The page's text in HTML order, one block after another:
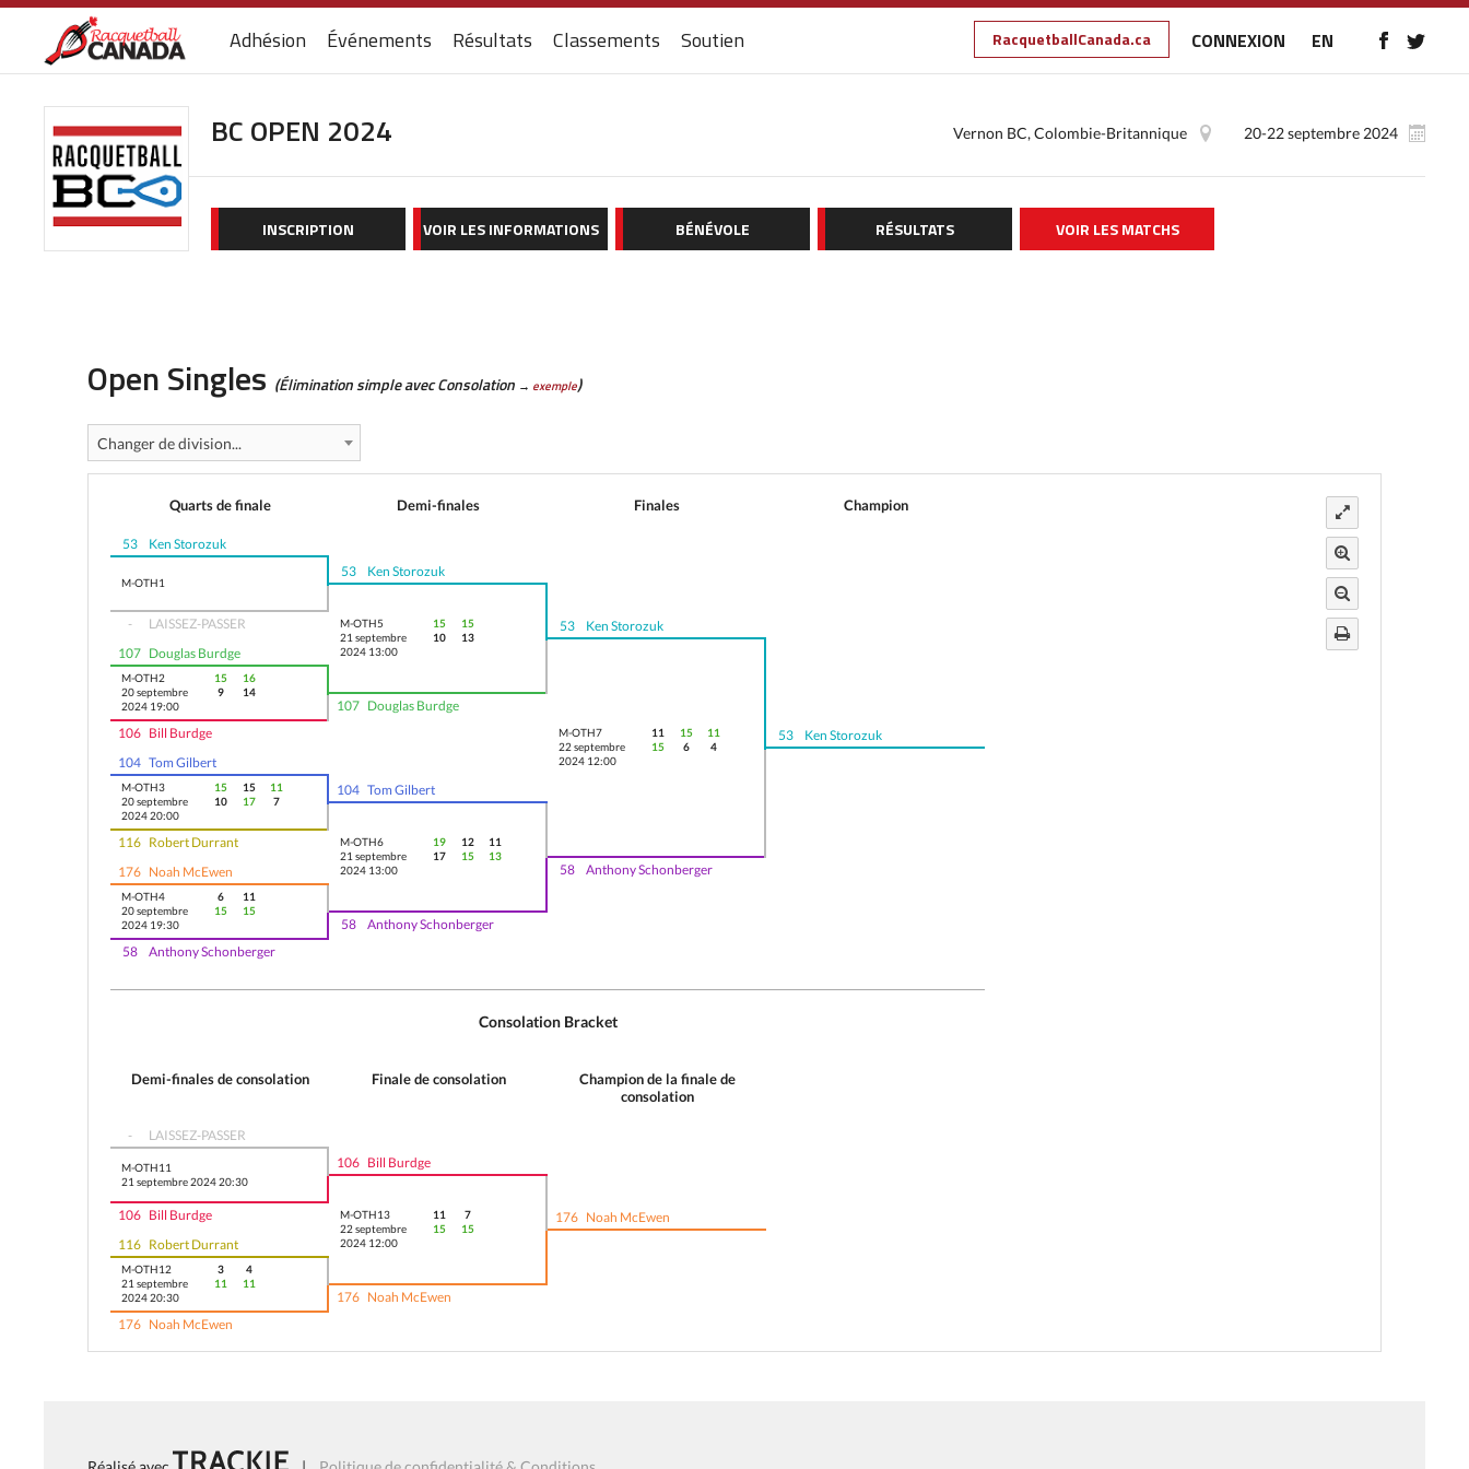
Adhésion Événements Résultats Classements Soutien RacquetballCanada.ca CONNEXION EN
BC OPEN 2024 20-22 septembre 2024
Vernon BC, Colombie-Britannique
INSCRIPTION VOIR LES INFORMATIONS BÉNÉVOLE RÉSULTATS VOIR LES MATCHS
Open Singles (Élimination simple avec Consolation → exemple)
Changer de division...
Quarts de finale Demi-finales Finales Champion
53 Ken Storozuk
M-OTH1
-
LAISSEZ-PASSER
107 Douglas Burdge
M-OTH2
20 septembre
2024 19:00
15
9
16
14
106 Bill Burdge
104 Tom Gilbert
M-OTH3
20 septembre
2024 20:00
15
10
15
17
11
7
116 Robert Durrant
176 Noah McEwen
M-OTH4
20 septembre
2024 19:30
6
15
11
15
58 Anthony Schonberger
53 Ken Storozuk
M-OTH5
21 septembre
2024 13:00
15
10
15
13
107 Douglas Burdge
104 Tom Gilbert
M-OTH6
21 septembre
2024 13:00
19
17
12
15
11
13
58 Anthony Schonberger
53 Ken Storozuk
M-OTH7
22 septembre
2024 12:00
11
15
15
6
11
4
58 Anthony Schonberger
53 Ken Storozuk
Demi-finales de consolation Finale de consolation
Champion de la finale de
consolation
- LAISSEZ-PASSER
M-OTH11
21 septembre 2024 20:30
106 Bill Burdge
116 Robert Durrant
M-OTH12
21 septembre
2024 20:30
3
11
4
11
176 Noah McEwen
106 Bill Burdge
M-OTH13
22 septembre
2024 12:00
11
15
7
15
176 Noah McEwen
176 Noah McEwen